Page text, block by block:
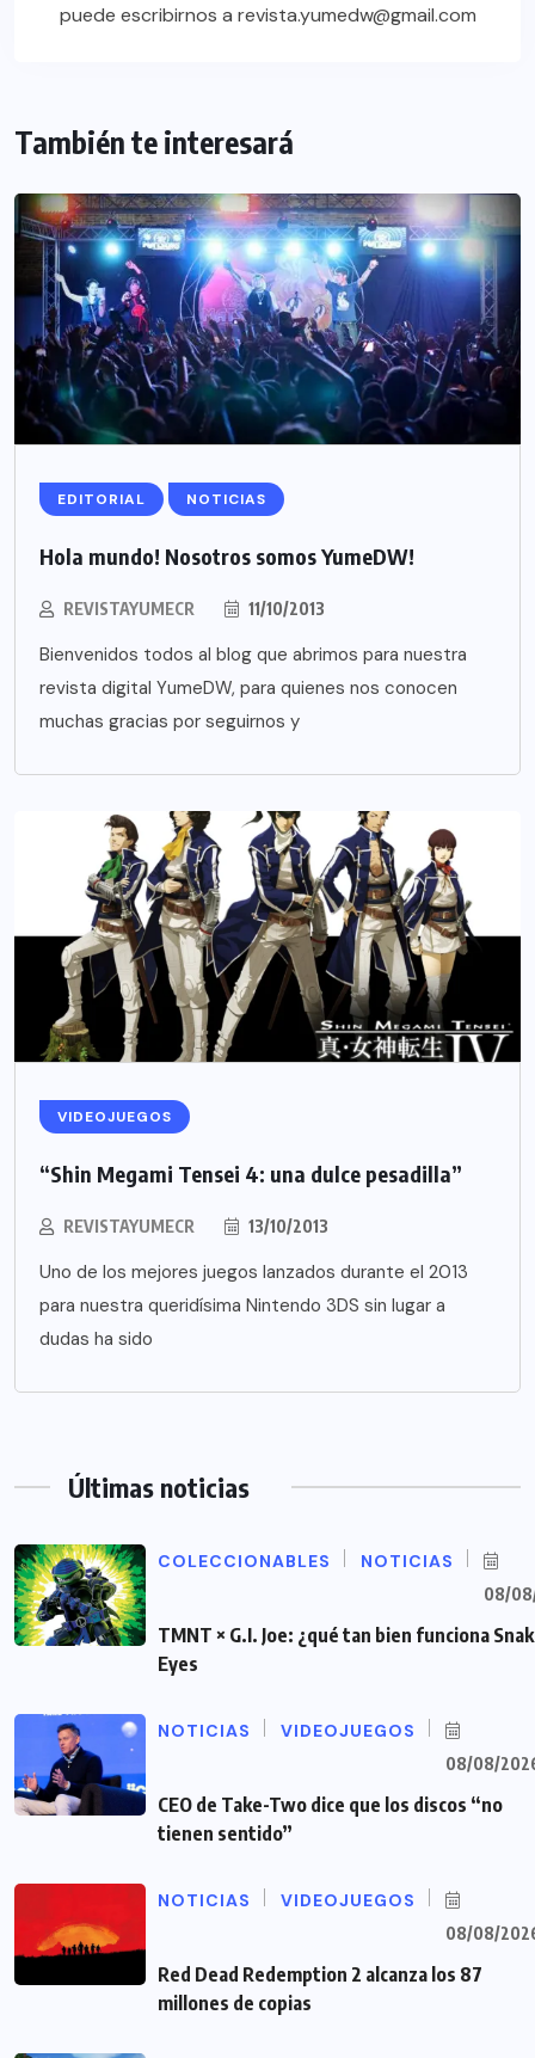
puede escribirnos a revista.yumedw@gmail.com
También te interesará
EDITORIAL NOTICIAS
Hola mundo! Nosotros somos YumeDW!
REVISTAYUMECR 11/10/2013
Bienvenidos todos al blog que abrimos para nuestra
revista digital YumeDW, para quienes nos conocen
muchas gracias por seguirnos y
VIDEOJUEGOS
“Shin Megami Tensei 4: una dulce pesadilla”
REVISTAYUMECR 13/10/2013
Uno de los mejores juegos lanzados durante el 2013
para nuestra queridísima Nintendo 3DS sin lugar a
dudas ha sido
Últimas noticias
COLECCIONABLES NOTICIAS
08/
TMNT × G.I. Joe: ¿qué tan bien funciona
Eyes
NOTICIAS VIDEOJUEGOS
08/08/
CEO de Take-Two dice que los discos “no
tienen sentido”
NOTICIAS VIDEOJUEGOS
08/08/
Red Dead Redemption 2 alcanza los 87
millones de copias